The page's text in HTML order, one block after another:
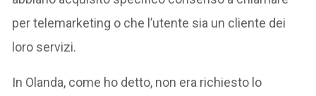
per telemarketing o che l’utente sia un cliente dei
loro servizi.
In Olanda, come ho detto, non era richiesto lo